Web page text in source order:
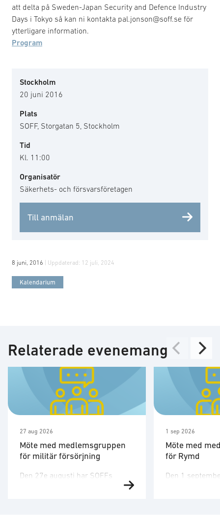
att delta på Sweden-Japan Security and Defence Industry
Days i Tokyo så kan ni kontakta pal.jonson@soff.se för
ytterligare information.
Program
Stockholm
20 juni 2016
Plats
SOFF, Storgatan 5, Stockholm
Tid
Kl. 11:00
Organisatör
Säkerhets- och försvarsföretagen
Till anmälan
8 juni, 2016 | Uppdaterad: 12 juli, 2024
Kalendarium
Relaterade evenemang
27 aug 2026
Möte med medlemsgruppen
för militär försörjning
Den 27e augusti har SOFFs
1 sep 2026
Möte med
för Rymd
Den 1